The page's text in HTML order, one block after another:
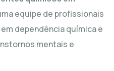
equipe de profissionais
dependência química e
mentais e